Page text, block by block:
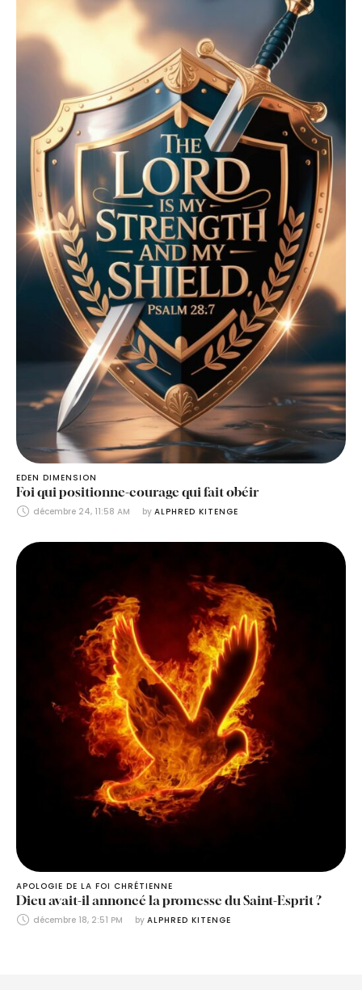
EDEN DIMENSION
Foi qui positionne-courage qui fait obéir
décembre 24, 11:58 AM by ALPHRED KITENGE
APOLOGIE DE LA FOI CHRÉTIENNE
Dieu avait-il annoncé la promesse du Saint-Esprit ?
décembre 18, 2:51 PM by ALPHRED KITENGE